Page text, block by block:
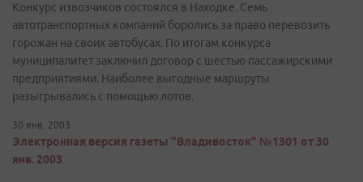
Конкурс извозчиков состоялся в Находке. Семь
автотранспортных компаний боролись за право перевозить
горожан на своих автобусах. По итогам конкурса
муниципалитет заключил договор с шестью пассажирскими
предприятиями. Наиболее выгодные маршруты
разыгрывались с помощью лотов.
30 янв. 2003
Электронная версия газеты "Владивосток" №1301 от 30
янв. 2003